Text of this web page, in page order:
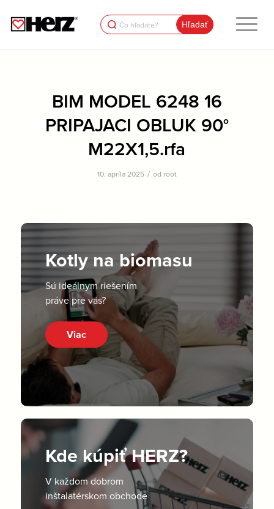
Search
for:
BIM MODEL 6248 16
PRIPAJACI OBLUK 90°
M22X1,5.rfa
10. apríla 2025 / od root
Kotly na biomasu
Sú ideálnym riešením
práve pre vás?
Viac
Kde kúpiť HERZ?
V každom dobrom
inštalatérskom obchode